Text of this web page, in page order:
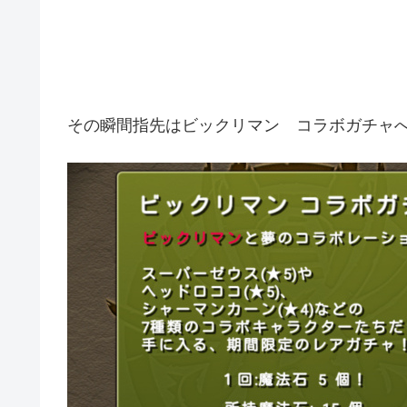
その瞬間指先はビックリマン コラボガチャ